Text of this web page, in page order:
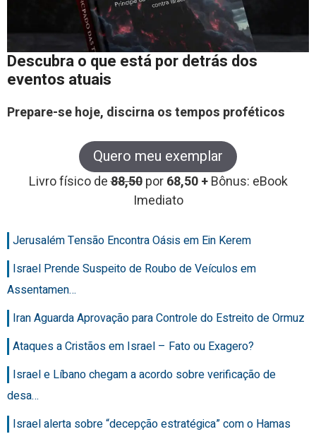
Descubra o que está por detrás dos
eventos atuais
Prepare-se hoje, discirna os tempos proféticos
Quero meu exemplar
Livro físico de88,50 por68,50 +Bônus: eBook
Imediato
Jerusalém Tensão Encontra Oásis em Ein Kerem
Israel Prende Suspeito de Roubo de Veículos em
Assentamen…
Iran Aguarda Aprovação para Controle do Estreito de Ormuz
Ataques a Cristãos em Israel – Fato ou Exagero?
Israel e Líbano chegam a acordo sobre verificação de
desa…
Israel alerta sobre “decepção estratégica” com o Hamas